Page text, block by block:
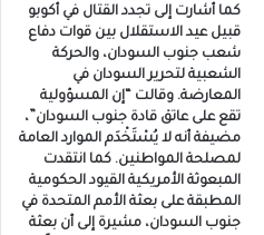
كما أشارت إلى تجدد القتال في أكوبو
قبيل عيد الاستقلال بين قوات دفاع
شعب جنوب السودان، والحركة
الشعبية لتحرير السودان في
المعارضة. وقالت “إن المسؤولية
تقع على عاتق قادة جنوب السودان”،
مضيفة أنه لا يُسْتَخْدَم الموارد العامة
لمصلحة المواطنين. كما انتقدت
المبعوثة الأمريكية القيود الحكومية
المطبقة على بعثة الأمم المتحدة في
جنوب السودان، مشيرة إلى أن بعثة